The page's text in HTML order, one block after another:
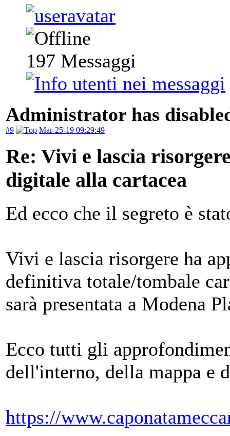
197 Messaggi
Administrator has
#9 Mar-25-19 09:29:49
Re: Vivi e lascia
digitale alla cartacea
Ed ecco che il segreto è
Vivi e lascia risorgere ha
definitiva totale/tombale
sarà presentata a Modena
Ecco tutti gli
dell'interno, della mappa e
https://